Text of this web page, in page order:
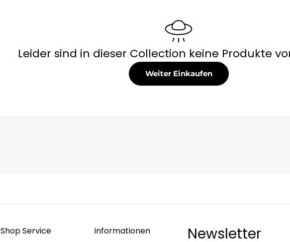
Leider sind in dieser Collection keine Produkte
Weiter Einkaufen
Shop Service Informationen Newsletter